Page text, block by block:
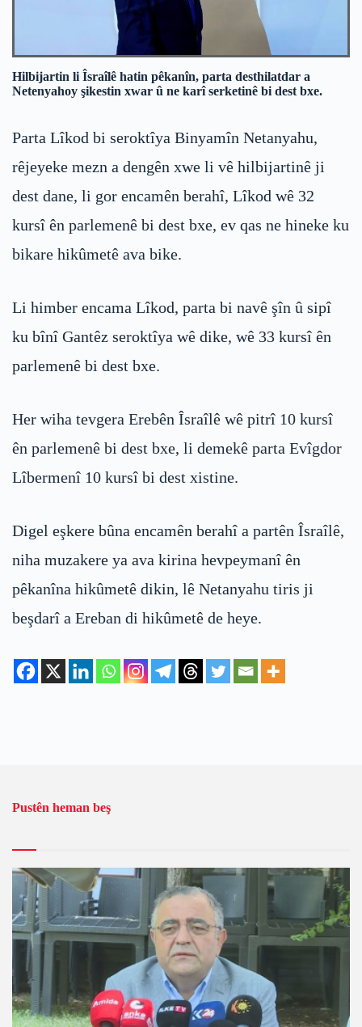
Hilbijartin li Îsraîlê hatin pêkanîn, parta desthilatdar a
Netenyahoy şikestin xwar û ne karî serketinê bi dest bxe.
Parta Lîkod bi seroktîya Binyamîn Netanyahu,
rêjeyeke mezn a dengên xwe li vê hilbijartinê ji
dest dane, li gor encamên berahî, Lîkod wê 32
kursî ên parlemenê bi dest bxe, ev qas ne hineke ku
bikare hikûmetê ava bike.
Li himber encama Lîkod, parta bi navê şîn û sipî
ku bînî Gantêz seroktîya wê dike, wê 33 kursî ên
parlemenê bi dest bxe.
Her wiha tevgera Erebên Îsraîlê wê pitrî 10 kursî
ên parlemenê bi dest bxe, li demekê parta Evîgdor
Lîbermenî 10 kursî bi dest xistine.
Digel eşkere bûna encamên berahî a partên Îsraîlê,
niha muzakere ya ava kirina hevpeymanî ên
pêkanîna hikûmetê dikin, lê Netanyahu tiris ji
beşdarî a Ereban di hikûmetê de heye.
Pustên heman beş